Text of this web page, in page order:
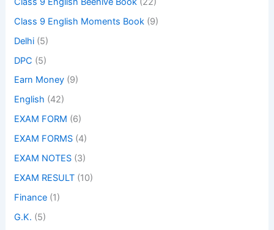
Class 9 English Moments Book (9)
Delhi (5)
DPC (5)
Earn Money (9)
English (42)
EXAM FORM (6)
EXAM FORMS (4)
EXAM NOTES (3)
EXAM RESULT (10)
Finance (1)
G.K. (5)